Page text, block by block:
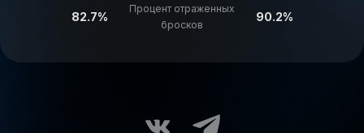
82.7%
Процент отраженных
бросков
90.2%